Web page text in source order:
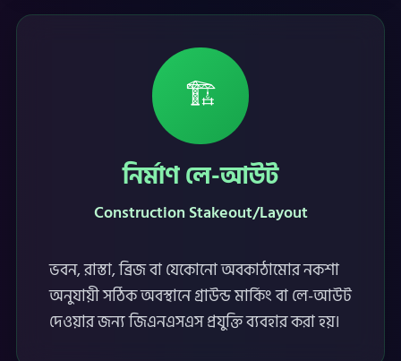
🏗️
নির্মাণ লে-আউট
Construction Stakeout/Layout
ভবন, রাস্তা, ব্রিজ বা যেকোনো অবকাঠামোর নকশা
অনুযায়ী সঠিক অবস্থানে গ্রাউন্ড মার্কিং বা লে-আউট
দেওয়ার জন্য জিএনএসএস প্রযুক্তি ব্যবহার করা হয়।